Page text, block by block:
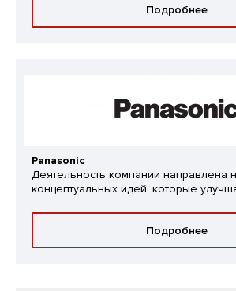
Подробнее
Panasonic
Деятельность компании направлена
концептуальных идей, которые
Подробнее